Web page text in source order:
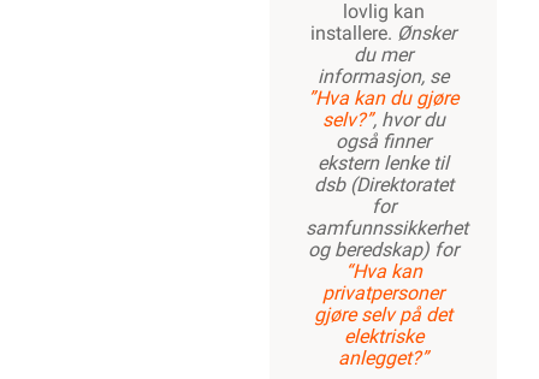
lovlig kan
installere. Ønsker
du mer
informasjon, se
”Hva kan du gjøre
selv?”, hvor du
også finner
ekstern lenke til
dsb (Direktoratet
for
samfunnssikkerhet
og beredskap) for
“Hva kan
privatpersoner
gjøre selv på det
elektriske
anlegget?”